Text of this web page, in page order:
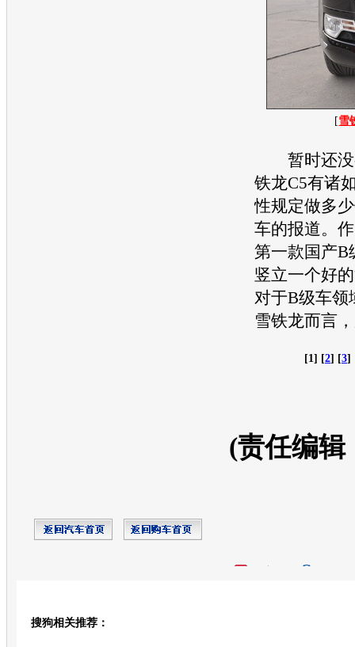
[雪
暂时还没
铁龙C5有诸
性规定做多
车的报道。
第一款国产B
竖立一个好
对于B级车领
雪铁龙而言
[1] [2] [3]
(责任编辑
搜狗相关推荐：